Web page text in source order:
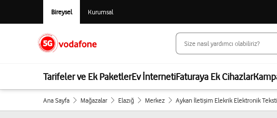
Bireysel Kurumsal
Tarifeler ve Ek PaketlerEv İnternetiFaturaya Ek Cihazlar
Ana Sayfa Mağazalar Elazığ Merkez Aykan İletişim Elekrik Elektronik